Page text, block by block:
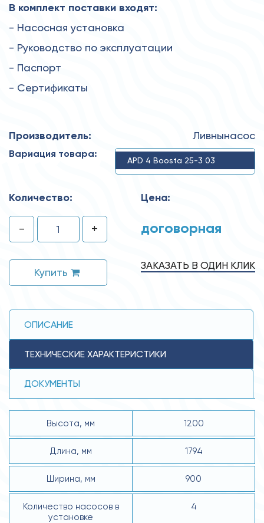
В комплект поставки входят:
- Насосная установка
- Руководство по эксплуатации
- Паспорт
- Сертификаты
Производитель: Ливнынасос
Вариация товара:
APD 4 Boosta 25-3 03
Количество:
- +
Купить
Цена:
договорная
ЗАКАЗАТЬ В ОДИН КЛИК
ОПИСАНИЕ
ТЕХНИЧЕСКИЕ ХАРАКТЕРИСТИКИ
ДОКУМЕНТЫ
Высота, мм 1200
Длина, мм 1794
Ширина, мм 900
Количество насосов в
установке
4